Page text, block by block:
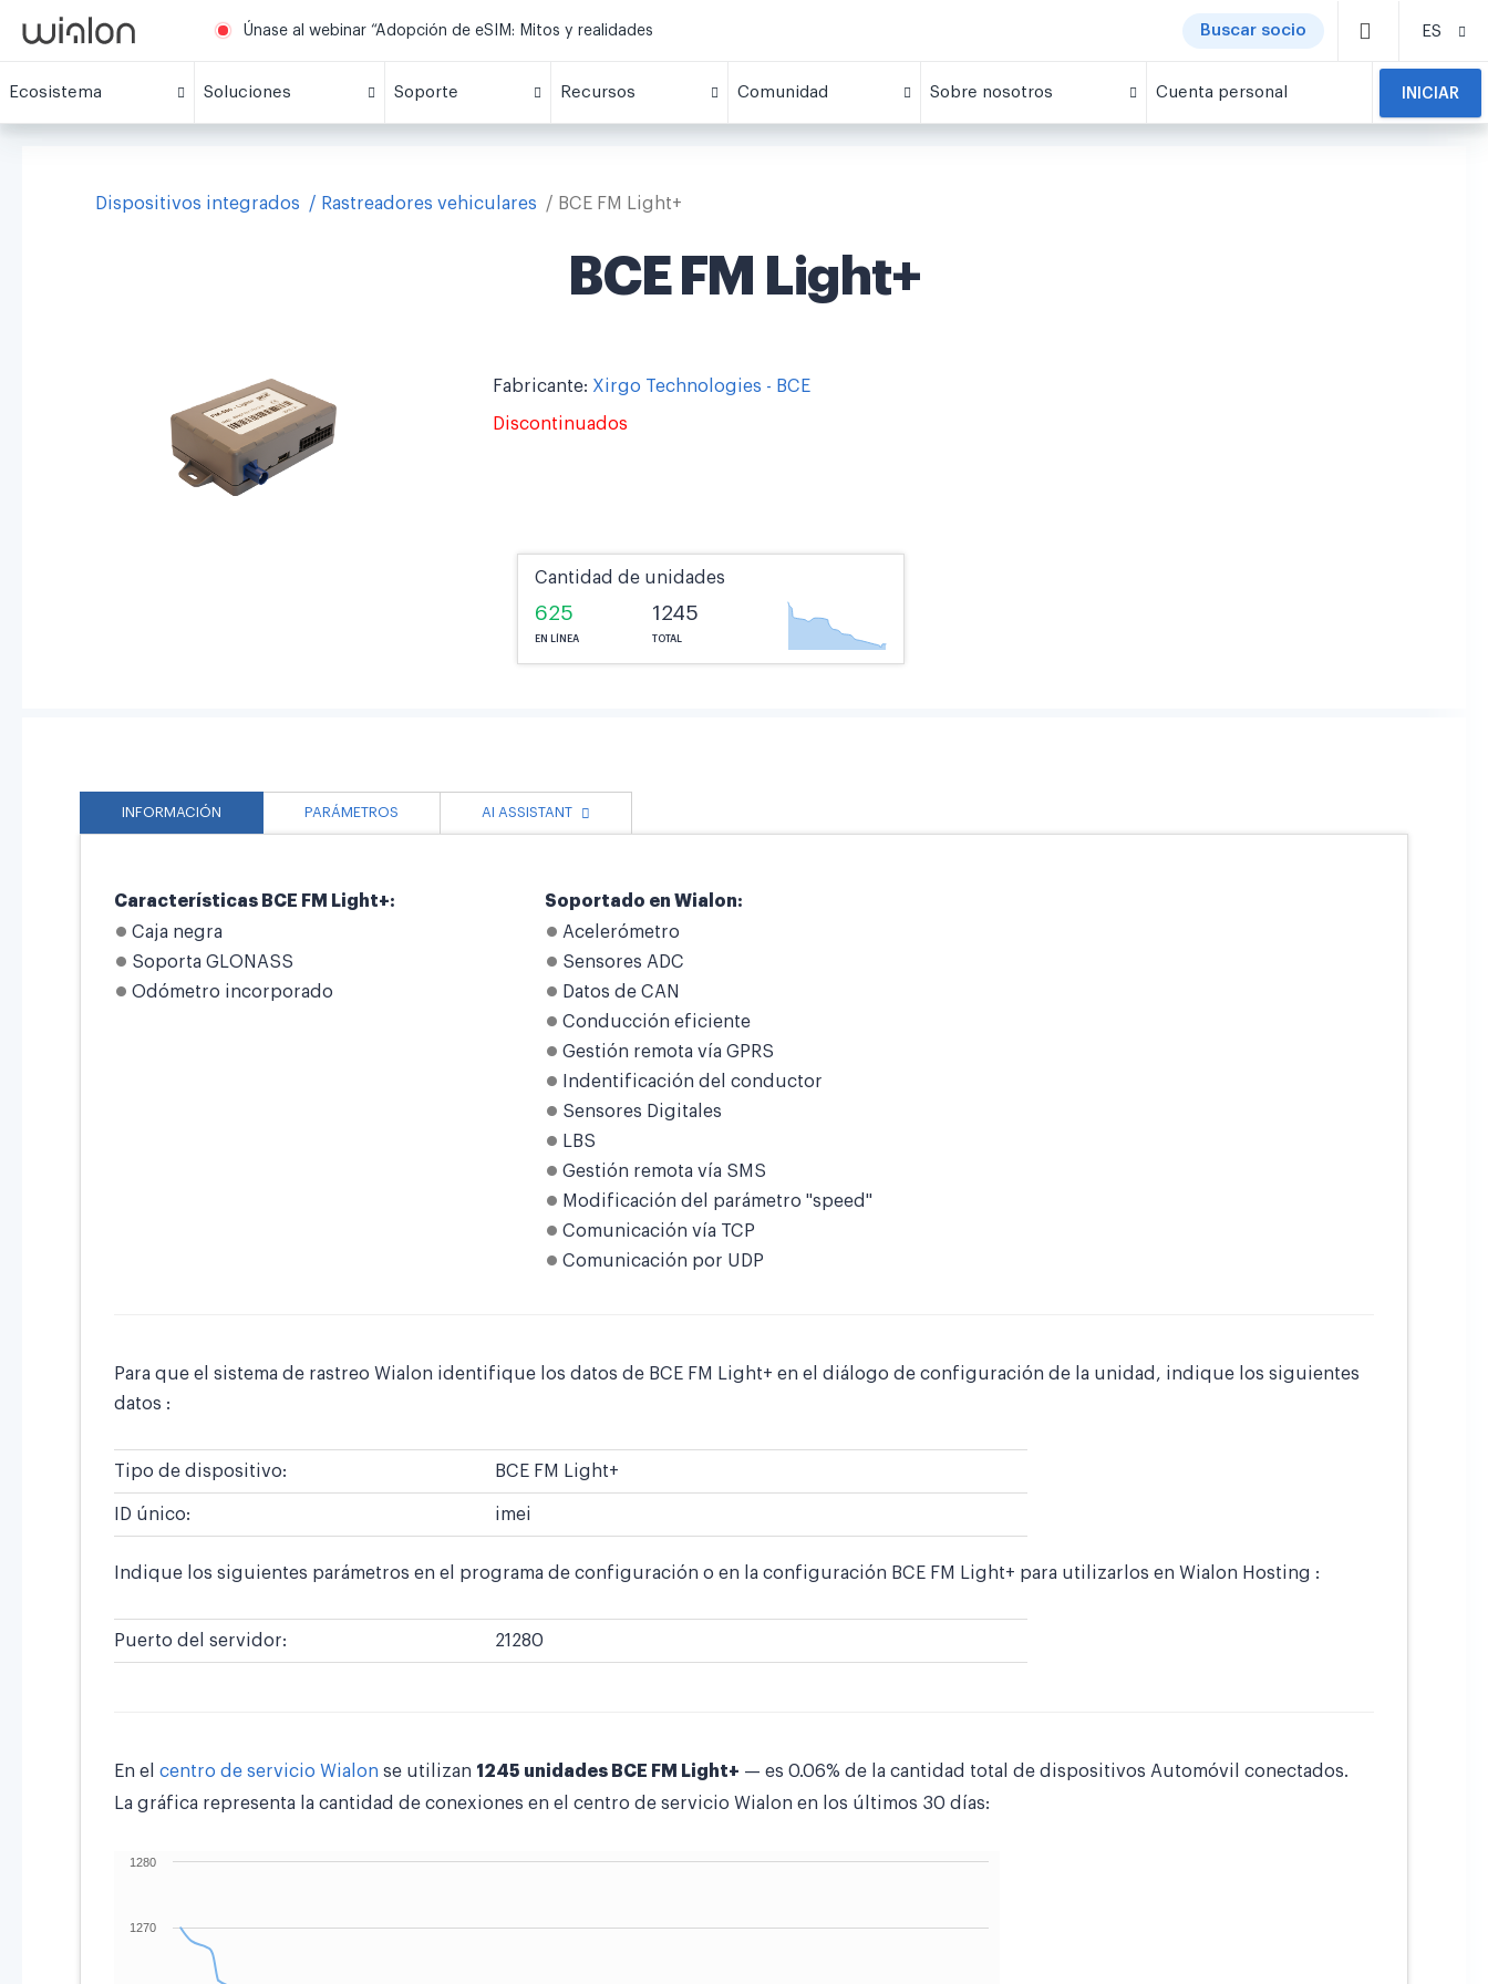
Únase al webinar “Adopción de eSIM: Mitos y realidades Buscar socio ES
Ecosistema Soluciones Soporte Recursos Comunidad Sobre nosotros Cuenta personal INICIAR
Dispositivos integrados Rastreadores vehiculares BCE FM Light+
BCE FM Light+
Fabricante: Xirgo Technologies - BCE
Discontinuados
Cantidad de unidades
625
EN LÍNEA
1245
TOTAL
INFORMACIÓN PARÁMETROS AI ASSISTANT
Características BCE FM Light+:
Caja negra
Soporta GLONASS
Odómetro incorporado
Soportado en Wialon:
Acelerómetro
Sensores ADC
Datos de CAN
Conducción eficiente
Gestión remota vía GPRS
Indentificación del conductor
Sensores Digitales
LBS
Gestión remota vía SMS
Modificación del parámetro "speed"
Comunicación vía TCP
Comunicación por UDP
Para que el sistema de rastreo Wialon identifique los datos de BCE FM Light+ en el diálogo de configuración de la unidad, indique los siguientes
datos :
Tipo de dispositivo: BCE FM Light+
ID único: imei
Indique los siguientes parámetros en el programa de configuración o en la configuración BCE FM Light+ para utilizarlos en Wialon Hosting :
Puerto del servidor: 21280
En el centro de servicio Wialon se utilizan 1245 unidades BCE FM Light+ — es 0.06% de la cantidad total de dispositivos Automóvil conectados.
La gráfica representa la cantidad de conexiones en el centro de servicio Wialon en los últimos 30 días: